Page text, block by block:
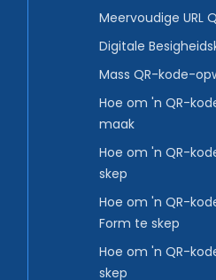
Meervoudige URL
Digitale
Mass QR-kode-
Hoe om 'n QR-
maak
Hoe om 'n QR-
skep
Hoe om 'n QR-
Form te skep
Hoe om 'n QR-
skep